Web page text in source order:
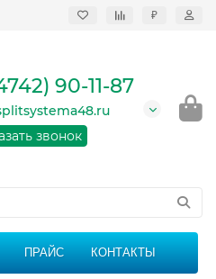
₽
в
9:00 -
и
90-11-87
звонок
ПРАЙС КОНТАКТЫ